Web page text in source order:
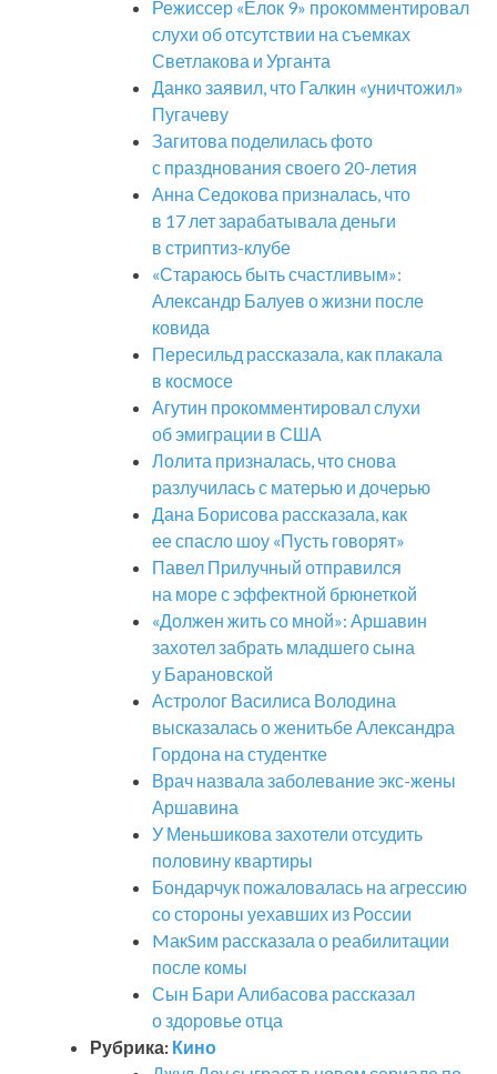
Режиссер «Елок 9» прокомментировал
слухи об отсутствии на съемках
Светлакова и Урганта
Данко заявил, что Галкин «уничтожил»
Пугачеву
Загитова поделилась фото
с празднования своего 20-летия
Анна Седокова призналась, что
в 17 лет зарабатывала деньги
в стриптиз-клубе
«Стараюсь быть счастливым»:
Александр Балуев о жизни после
ковида
Пересильд рассказала, как плакала
в космосе
Агутин прокомментировал слухи
об эмиграции в США
Лолита призналась, что снова
разлучилась с матерью и дочерью
Дана Борисова рассказала, как
ее спасло шоу «Пусть говорят»
Павел Прилучный отправился
на море с эффектной брюнеткой
«Должен жить со мной»: Аршавин
захотел забрать младшего сына
у Барановской
Астролог Василиса Володина
высказалась о женитьбе Александра
Гордона на студентке
Врач назвала заболевание экс-жены
Аршавина
У Меньшикова захотели отсудить
половину квартиры
Бондарчук пожаловалась на агрессию
со стороны уехавших из России
MакSим рассказала о реабилитации
после комы
Сын Бари Алибасова рассказал
о здоровье отца
Рубрика: Кино